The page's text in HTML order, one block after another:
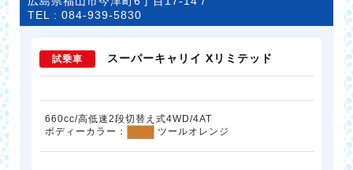
TEL :084-939-5830
試乗車 スーパーキャリイ Xリミテッド
660cc/高低速2段切替え式4WD/4AT
ボディーカラー：
ツールオレンジ